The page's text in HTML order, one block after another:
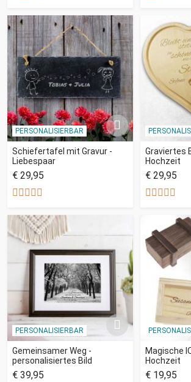
PERSONALISIERBAR
Schiefertafel mit Gravur -
Liebespaar
€ 29,95
Graviertes
Hochzeit
€ 29,95
PERSONALISIERBAR
Gemeinsamer Weg -
personalisiertes Bild
€ 39,95
Magische
Hochzeit
€ 19,95